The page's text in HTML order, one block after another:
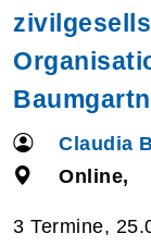
Claudia
Online,
3 Termine,